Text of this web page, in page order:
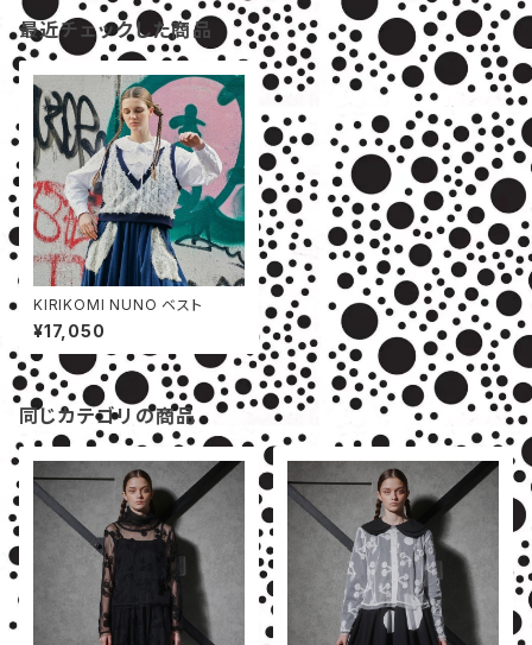
最近チェックした商品
KIRIKOMI NUNO ベスト
¥17,050
同じカテゴリの商品